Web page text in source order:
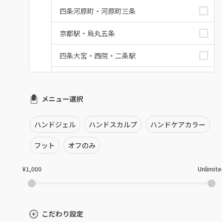
四条河原町・河原町三条
京都駅・烏丸五条
四条大宮・西院・二条駅
上京区・左京区・北区
山科・東山
南区・伏見
亀岡・福知山・舞鶴
メニュー選択
ハンドジェル ハンドスカルプ ハンドケアカラー
フット オフのみ
¥1,000
こだわり設定